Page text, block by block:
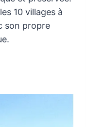
10 villages à
son propre